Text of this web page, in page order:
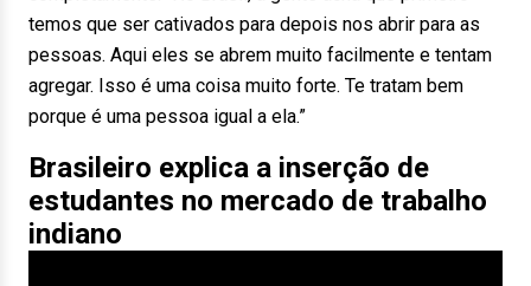
temos que ser cativados para depois nos abrir para as
pessoas. Aqui eles se abrem muito facilmente e tentam
agregar. Isso é uma coisa muito forte. Te tratam bem
porque é uma pessoa igual a ela.”
Brasileiro explica a inserção de
estudantes no mercado de trabalho
indiano